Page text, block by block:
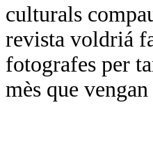
culturals
revista voldriá
fotografes per
mès que vengan